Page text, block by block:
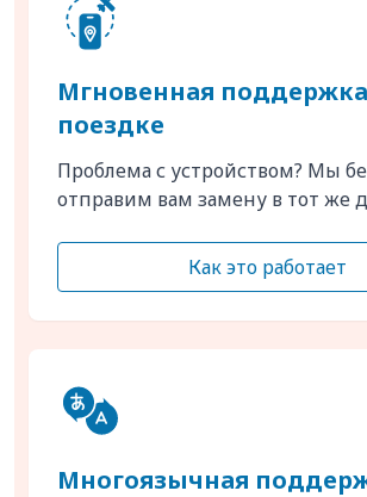
Мгновенная
поездке
Проблема с устройством? Мы
отправим вам замену в тот же
Как это работает
Многоязычная